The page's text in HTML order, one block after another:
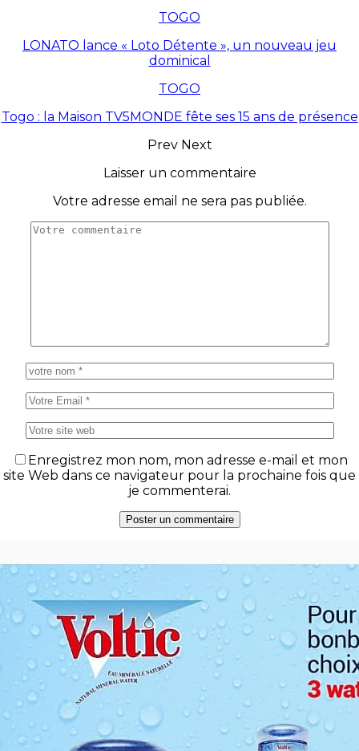
TOGO
LONATO lance « Loto Détente », un nouveau jeu
dominical
TOGO
Togo : la Maison TV5MONDE fête ses 15 ans de présence
Prev Next
Laisser un commentaire
Votre adresse email ne sera pas publiée.
Enregistrez mon nom, mon adresse e-mail et mon
site Web dans ce navigateur pour la prochaine fois que
je commenterai.